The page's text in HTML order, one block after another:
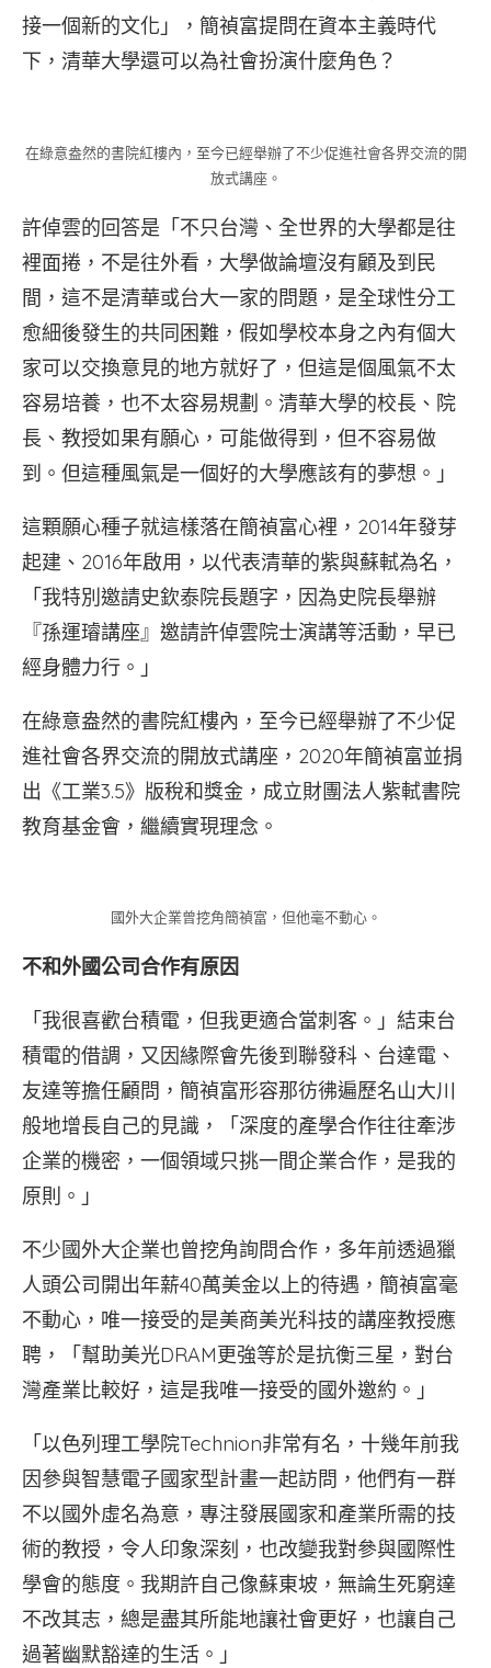
接一個新的文化」，簡禎富提問在資本主義時代
下，清華大學還可以為社會扮演什麼角色？
在綠意盎然的書院紅樓內，至今已經舉辦了不少促進社會各界交流的開
放式講座。
許倬雲的回答是「不只台灣、全世界的大學都是往
裡面捲，不是往外看，大學做論壇沒有顧及到民
間，這不是清華或台大一家的問題，是全球性分工
愈細後發生的共同困難，假如學校本身之內有個大
家可以交換意見的地方就好了，但這是個風氣不太
容易培養，也不太容易規劃。清華大學的校長、院
長、教授如果有願心，可能做得到，但不容易做
到。但這種風氣是一個好的大學應該有的夢想。」
這顆願心種子就這樣落在簡禎富心裡，2014年發芽
起建、2016年啟用，以代表清華的紫與蘇軾為名，
「我特別邀請史欽泰院長題字，因為史院長舉辦
『孫運璿講座』邀請許倬雲院士演講等活動，早已
經身體力行。」
在綠意盎然的書院紅樓內，至今已經舉辦了不少促
進社會各界交流的開放式講座，2020年簡禎富並捐
出《工業3.5》版稅和獎金，成立財團法人紫軾書院
教育基金會，繼續實現理念。
國外大企業曾挖角簡禎富，但他毫不動心。
不和外國公司合作有原因
「我很喜歡台積電，但我更適合當刺客。」結束台
積電的借調，又因緣際會先後到聯發科、台達電、
友達等擔任顧問，簡禎富形容那彷彿遍歷名山大川
般地增長自己的見識，「深度的產學合作往往牽涉
企業的機密，一個領域只挑一間企業合作，是我的
原則。」
不少國外大企業也曾挖角詢問合作，多年前透過獵
人頭公司開出年薪40萬美金以上的待遇，簡禎富毫
不動心，唯一接受的是美商美光科技的講座教授應
聘，「幫助美光DRAM更強等於是抗衡三星，對台
灣產業比較好，這是我唯一接受的國外邀約。」
「以色列理工學院Technion非常有名，十幾年前我
因參與智慧電子國家型計畫一起訪問，他們有一群
不以國外虛名為意，專注發展國家和產業所需的技
術的教授，令人印象深刻，也改變我對參與國際性
學會的態度。我期許自己像蘇東坡，無論生死窮達
不改其志，總是盡其所能地讓社會更好，也讓自己
過著幽默豁達的生活。」